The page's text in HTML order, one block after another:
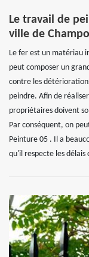
Le travail de
ville de
Le fer est un matériau
peut composer un
contre les
peindre. Afin de
propriétaires doivent
Par conséquent, on
Peinture 05 . Il a
qu'il respecte les délais